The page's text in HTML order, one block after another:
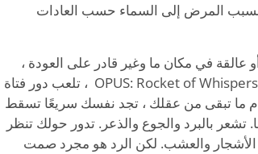
بسبب المرض إلى السماء حسب العادات
في مكان ما وغير قادر على العودة ،
محاطًا بالصحراء أو الثلج الأبيض؟ هكذا بدأت اللعبة. في OPUS: Rocket of Whispers Full ، تلعب دور فتاة
ما تبقى من عقلك ، تجد نفسك سريعًا تسقط
بالبرد والجوع والذعر. تدور حولك تنظر
والعشب. لكن الرد هو مجرد صمت